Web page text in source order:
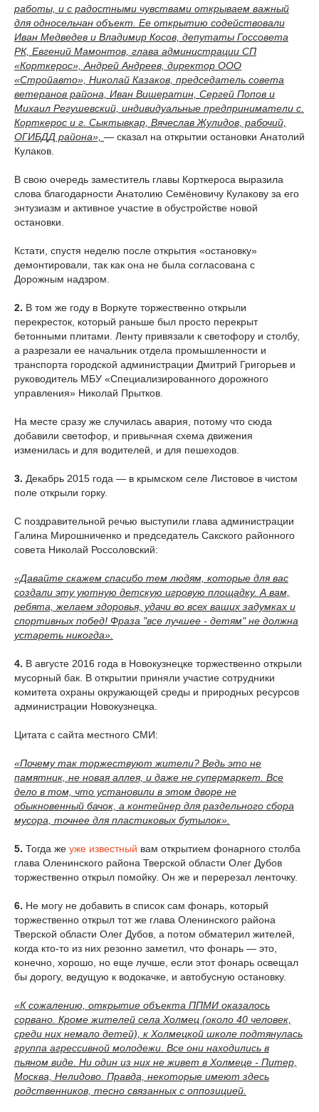
работы, и с радостными чувствами открываем важный
для односельчан объект. Ее открытию содействовали
Иван Медведев и Владимир Косов, депутаты Госсовета
РК, Евгений Мамонтов, глава администрации СП
«Корткерос», Андрей Андреев, директор ООО
«Стройавто», Николай Казаков, председатель совета
ветеранов района, Иван Вишератин, Сергей Попов и
Михаил Регушевский, индивидуальные предприниматели с.
Корткерос и г. Сыктывкар, Вячеслав Жулидов, рабочий,
ОГИБДД района», — сказал на открытии остановки Анатолий
Кулаков.
В свою очередь заместитель главы Корткероса выразила
слова благодарности Анатолию Семёновичу Кулакову за его
энтузиазм и активное участие в обустройстве новой
остановки.
Кстати, спустя неделю после открытия «остановку»
демонтировали, так как она не была согласована с
Дорожным надзром.
2. В том же году в Воркуте торжественно открыли
перекресток, который раньше был просто перекрыт
бетонными плитами. Ленту привязали к светофору и столбу,
а разрезали ее начальник отдела промышленности и
транспорта городской администрации Дмитрий Григорьев и
руководитель МБУ «Специализированного дорожного
управления» Николай Прытков.
На месте сразу же случилась авария, потому что сюда
добавили светофор, и привычная схема движения
изменилась и для водителей, и для пешеходов.
3. Декабрь 2015 года — в крымском селе Листовое в чистом
поле открыли горку.
С поздравительной речью выступили глава администрации
Галина Мирошниченко и председатель Сакского районного
совета Николай Россоловский:
«Давайте скажем спасибо тем людям, которые для вас
создали эту уютную детскую игровую площадку. А вам,
ребята, желаем здоровья, удачи во всех ваших задумках и
спортивных побед! Фраза "все лучшее - детям" не должна
устареть никогда».
4. В августе 2016 года в Новокузнецке торжественно открыли
мусорный бак. В открытии приняли участие сотрудники
комитета охраны окружающей среды и природных ресурсов
администрации Новокузнецка.
Цитата с сайта местного СМИ:
«Почему так торжествуют жители? Ведь это не
памятник, не новая аллея, и даже не супермаркет. Все
дело в том, что установили в этом дворе не
обыкновенный бачок, а контейнер для раздельного сбора
мусора, точнее для пластиковых бутылок».
5. Тогда же уже известный вам открытием фонарного столба
глава Оленинского района Тверской области Олег Дубов
торжественно открыл помойку. Он же и перерезал ленточку.
6. Не могу не добавить в список сам фонарь, который
торжественно открыл тот же глава Оленинского района
Тверской области Олег Дубов, а потом обматерил жителей,
когда кто-то из них резонно заметил, что фонарь — это,
конечно, хорошо, но еще лучше, если этот фонарь освещал
бы дорогу, ведущую к водокачке, и автобусную остановку.
«К сожалению, открытие объекта ППМИ оказалось
сорвано. Кроме жителей села Холмец (около 40 человек,
среди них немало детей), к Холмецкой школе подтянулась
группа агрессивной молодежи. Все они находились в
пьяном виде. Ни один из них не живет в Холмеце - Питер,
Москва, Нелидово. Правда, некоторые имеют здесь
родственников, тесно связанных с оппозицией.